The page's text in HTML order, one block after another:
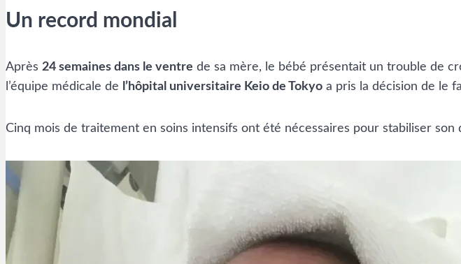
Un record mondial
Après 24 semaines dans le ventre de sa mère, le bébé présentait un trouble de
l’équipe médicale de
l’hôpital universitaire Keio de Tokyo a pris la décision de le
Cinq mois de traitement en soins intensifs ont été nécessaires pour stabiliser